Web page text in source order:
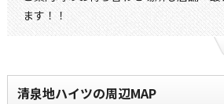
ます！！
清泉地ハイツの周辺MAP